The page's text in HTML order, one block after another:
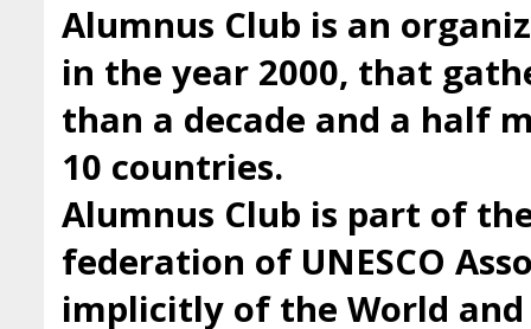
Alumnus Club is an
in the year 2000, that
than a decade and a half
10 countries.
Alumnus Club is part of
federation of UNESCO
implicitly of the World